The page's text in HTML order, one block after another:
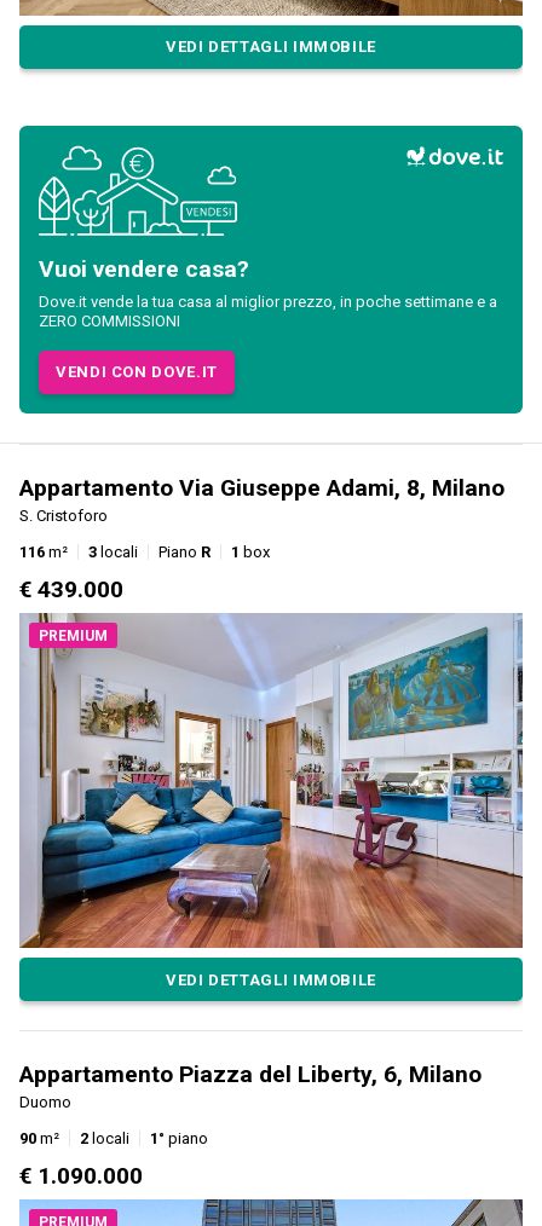
VEDI DETTAGLI IMMOBILE
Vuoi vendere casa?
Dove.it vende la tua casa al miglior prezzo, in poche settimane e a
ZERO COMMISSIONI
VENDI CON DOVE.IT
Appartamento Via Giuseppe Adami, 8, Milano
S. Cristoforo
116 m² 3 locali Piano R 1 box
€ 439.000
PREMIUM
VEDI DETTAGLI IMMOBILE
Appartamento Piazza del Liberty, 6, Milano
Duomo
90 m² 2 locali 1° piano
€ 1.090.000
PREMIUM